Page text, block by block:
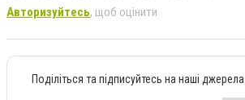
Авторизуйтесь, щоб оцінити
Поділіться та підписуйтесь на наші джерела